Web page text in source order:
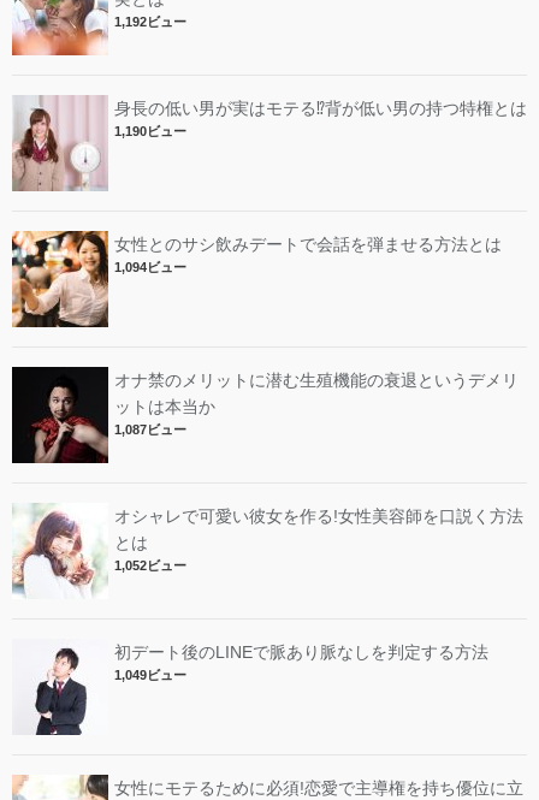
1,192ビュー
身長の低い男が実はモテる⁉︎背が低い男の持つ特権とは
1,190ビュー
女性とのサシ飲みデートで会話を弾ませる方法とは
1,094ビュー
オナ禁のメリットに潜む生殖機能の衰退というデメリ
ットは本当か
1,087ビュー
オシャレで可愛い彼女を作る!女性美容師を口説く方法
とは
1,052ビュー
初デート後のLINEで脈あり脈なしを判定する方法
1,049ビュー
女性にモテるために必須!恋愛で主導権を持ち優位に立